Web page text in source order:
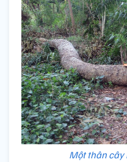
Một thân cây